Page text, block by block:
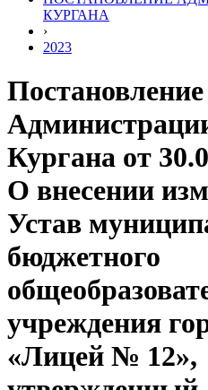
КУРГАНА
›
2023
Постановление
Кургана от
О внесении
Устав
бюджетного
учреждения
«Лицей № 12»,